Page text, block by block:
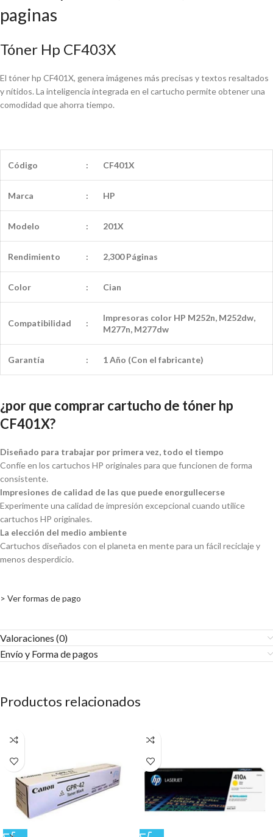
paginas
Tóner Hp CF403X
El tóner hp CF401X, genera imágenes más precisas y textos resaltados
y nítidos. La inteligencia integrada en el cartucho permite obtener una
comodidad que ahorra tiempo.
Código : CF401X
Marca : HP
Modelo : 201X
Rendimiento : 2,300 Páginas
Color : Cian
Compatibilidad :
Impresoras color HP M252n, M252dw,
M277n, M277dw
Garantía : 1 Año (Con el fabricante)
¿por que comprar cartucho de tóner hp
CF401X?
Diseñado para trabajar por primera vez, todo el tiempo
Confíe en los cartuchos HP originales para que funcionen de forma
consistente.
Impresiones de calidad de las que puede enorgullecerse
Experimente una calidad de impresión excepcional cuando utilice
cartuchos HP originales.
La elección del medio ambiente
Cartuchos diseñados con el planeta en mente para un fácil reciclaje y
menos desperdicio.
> Ver formas de pago
Valoraciones (0)
Envío y Forma de pagos​
Productos relacionados